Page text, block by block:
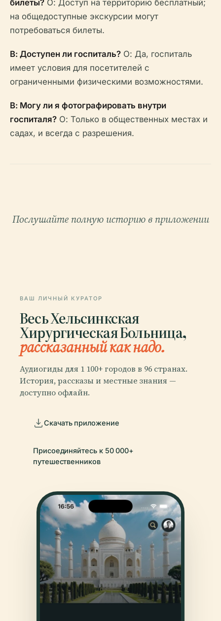
билеты? О: Доступ на территорию бесплатный;
на общедоступные экскурсии могут
потребоваться билеты.
В: Доступен ли госпиталь? О: Да, госпиталь
имеет условия для посетителей с
ограниченными физическими возможностями.
В: Могу ли я фотографировать внутри
госпиталя? О: Только в общественных местах и
садах, и всегда с разрешения.
Послушайте полную историю в приложении
ВАШ ЛИЧНЫЙ КУРАТОР
Весь Хельсинкская
Хирургическая Больница,
рассказанный как надо.
Аудиогиды для 1 100+ городов в 96 странах.
История, рассказы и местные знания —
доступно офлайн.
Скачать приложение
Присоединяйтесь к 50 000+
путешественников